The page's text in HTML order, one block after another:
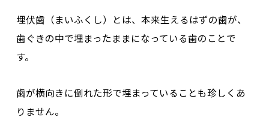
埋伏歯（まいふくし）とは、本来生えるはずの歯が、
歯ぐきの中で埋まったままになっている歯のことで
す。
歯が横向きに倒れた形で埋まっていることも珍しくあ
りません。